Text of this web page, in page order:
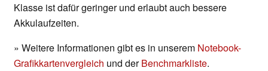
Klasse ist dafür geringer und erlaubt auch bessere
Akkulaufzeiten.
» Weitere Informationen gibt es in unserem Notebook-
Grafikkartenvergleich und derBenchmarkliste.